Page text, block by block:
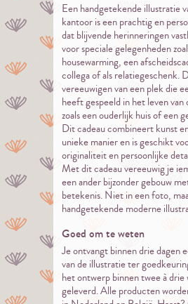
Een handgetekende illustratie
kantoor is een prachtig en
dat blijvende herinneringen
voor speciale gelegenheden
housewarming, een
collega of als relatiegeschenk.
vereeuwigen van een plek die
heeft gespeeld in het leven van
zoals een ouderlijk huis of een
Dit cadeau combineert kunst
unieke manier en is geschikt
originaliteit en persoonlijke
Met dit cadeau vereeuwig je
een ander bijzonder gebouw
betekenis. Niet in een foto,
handgetekende moderne
Goed om te weten
Je ontvangt binnen drie dagen
van de illustratie ter
het ontwerp binnen twee à drie
geleverd. Alle producten